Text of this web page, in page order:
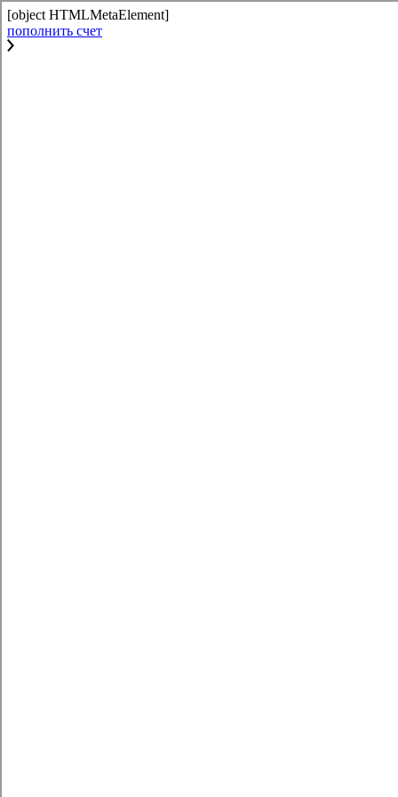
[object HTMLMetaElement]
пополнить счет